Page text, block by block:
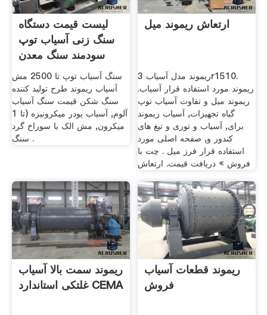
لیست قیمت دستگاه
سنگ زنی آسیاب توپ
سودمند سنگ معدن
سنگ آسیاب توپ تا 2500 مش
آسیاب ریموند طرح تولید کننده
سنگ شکن قیمت سنگ آسیاب
آلوم, آسیاب پودر میکرونیزه (تا 1
میکرون, مش الک با سوراخ گرد
سنگ .
ارتعاش ریموند میل
ریموند مدل آسیاب 3r1510.
ریموند مورد استفاده قرار آسیاب.
ریموند میل و تفاوت آسیاب توپ
گیاه تجهیزات, آسیاب ریموند
برای, آسیاب و توری و تیغ های
کندور و, صفحه اصلی مورد
استفاده قرار فرز میل . چت با
فروش » دریافت قیمت. ارتعاش
ریموند سمت بالا آسیاب
غلتکی استاندارد CEMA
ریموند قطعات آسیاب
فروش